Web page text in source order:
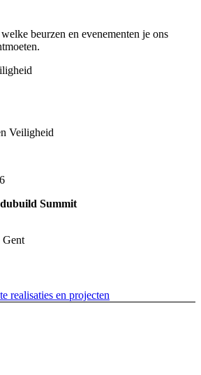
beurzen en evenementen je ons
Veiligheid
Summit
Gent
realisaties en projecten